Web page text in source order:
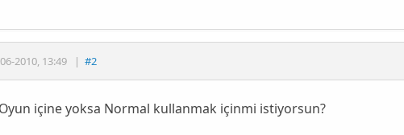
2010, 13:49 | #2
Oyun içine yoksa Normal kullanmak içinmi istiyorsun?